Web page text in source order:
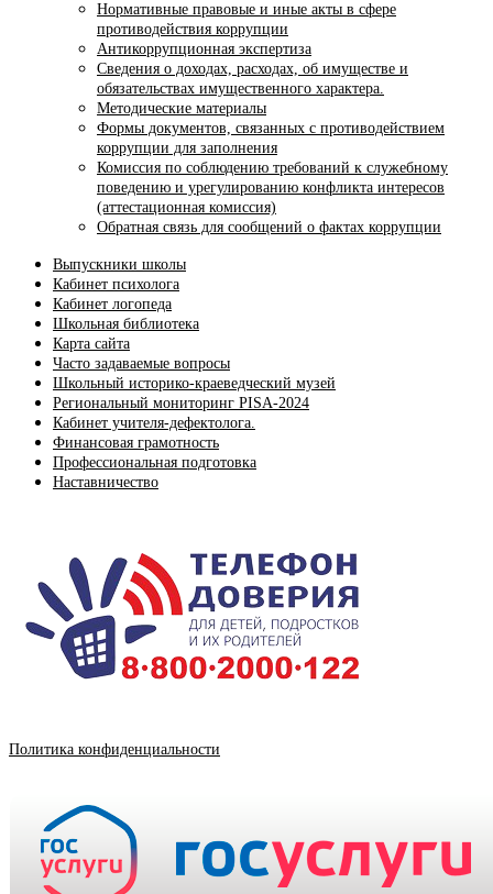
Нормативные правовые и иные акты в сфере
противодействия коррупции
Антикоррупционная экспертиза
Сведения о доходах, расходах, об имуществе и
обязательствах имущественного характера.
Методические материалы
Формы документов, связанных с противодействием
коррупции для заполнения
Комиссия по соблюдению требований к служебному
поведению и урегулированию конфликта интересов
(аттестационная комиссия)
Обратная связь для сообщений о фактах коррупции
Выпускники школы
Кабинет психолога
Кабинет логопеда
Школьная библиотека
Карта сайта
Часто задаваемые вопросы
Школьный историко-краеведческий музей
Региональный мониторинг PISA-2024
Кабинет учителя-дефектолога.
Финансовая грамотность
Профессиональная подготовка
Наставничество
Политика конфиденциальности